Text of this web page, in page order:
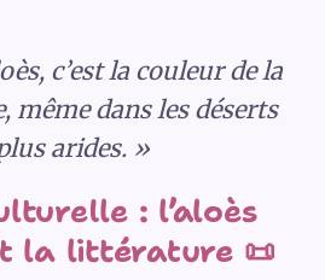
c’est la couleur de la
même dans les déserts
arides. »
: l’aloès
la littérature 📜